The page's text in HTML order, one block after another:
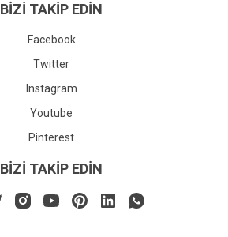
BİZİ TAKİP EDİN
Facebook
Twitter
Instagram
Youtube
Pinterest
BİZİ TAKİP EDİN